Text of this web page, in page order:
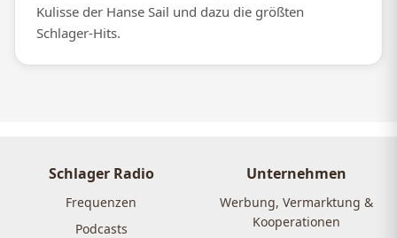
Kulisse der Hanse Sail und dazu die größten
Schlager-Hits.
Schlager Radio
Frequenzen
Podcasts
Unternehmen
Werbung, Vermarktung &
Kooperationen